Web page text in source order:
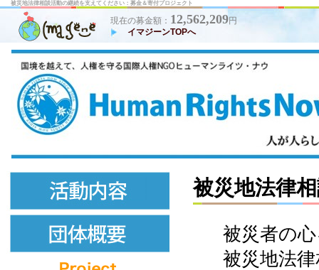
被災地法律相談活動の継続を支えてください：募金＆寄付プロジェクト
現在の募金額： 12,562,209円
イマジーンTOPへ
被災地法律
被災者の
被災地法